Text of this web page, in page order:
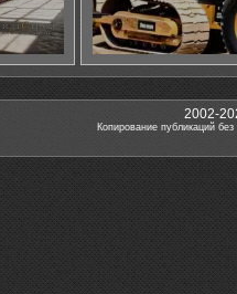
2002-
Копирование публикаций